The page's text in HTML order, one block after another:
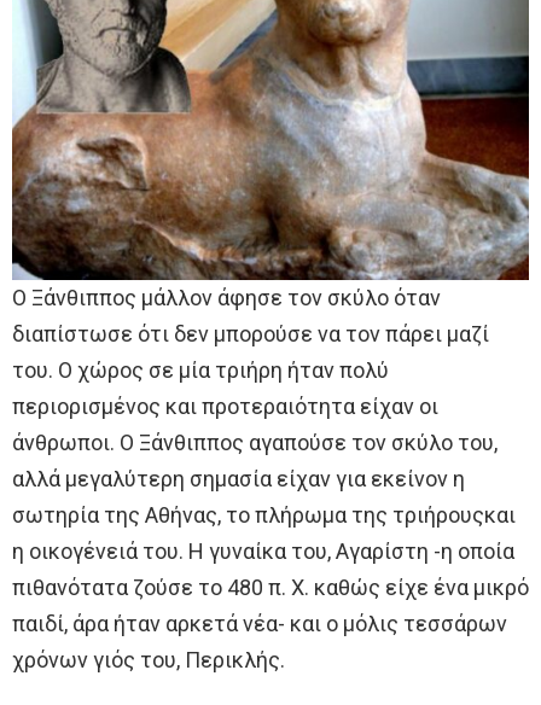
Ο Ξάνθιππος μάλλον άφησε τον σκύλο όταν
διαπίστωσε ότι δεν μπορούσε να τον πάρει μαζί
του. Ο χώρος σε μία τριήρη ήταν πολύ
περιορισμένος και προτεραιότητα είχαν οι
άνθρωποι. Ο Ξάνθιππος αγαπούσε τον σκύλο του,
αλλά μεγαλύτερη σημασία είχαν για εκείνον η
σωτηρία της Αθήνας, το πλήρωμα της τριήρουςκαι
η οικογένειά του. H γυναίκα του, Αγαρίστη -η οποία
πιθανότατα ζούσε το 480 π. Χ. καθώς είχε ένα μικρό
παιδί, άρα ήταν αρκετά νέα- και ο μόλις τεσσάρων
χρόνων γιός του, Περικλής.